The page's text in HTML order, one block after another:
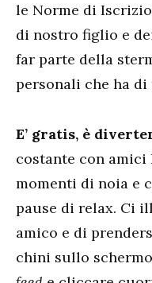
le Norme di
di nostro figlio e
far parte della
personali che ha
E’ gratis, è
costante con
momenti di noia e
pause di relax. Ci
amico e di
chini sullo